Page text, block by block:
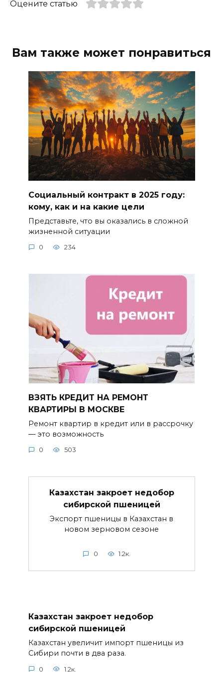
Оцените статью
Вам также может понравиться
Социальный контракт в 2025 году:
кому, как и на какие цели
Представьте, что вы оказались в сложной
жизненной ситуации
0 234
ВЗЯТЬ КРЕДИТ НА РЕМОНТ
КВАРТИРЫ В МОСКВЕ
Ремонт квартир в кредит или в рассрочку
— это возможность
0 503
Казахстан закроет недобор
сибирской пшеницей
Экспорт пшеницы в Казахстан в
новом зерновом сезоне
0 1.2к.
Казахстан закроет недобор
сибирской пшеницей
Казахстан увеличит импорт пшеницы из
Сибири почти в два раза.
0 1.2к.